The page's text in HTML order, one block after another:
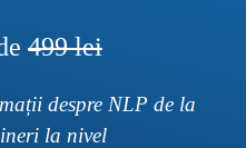
499 lei
despre NLP de la
la nivel